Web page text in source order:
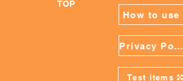
TOP
How to use
Test items
Privacy Policy